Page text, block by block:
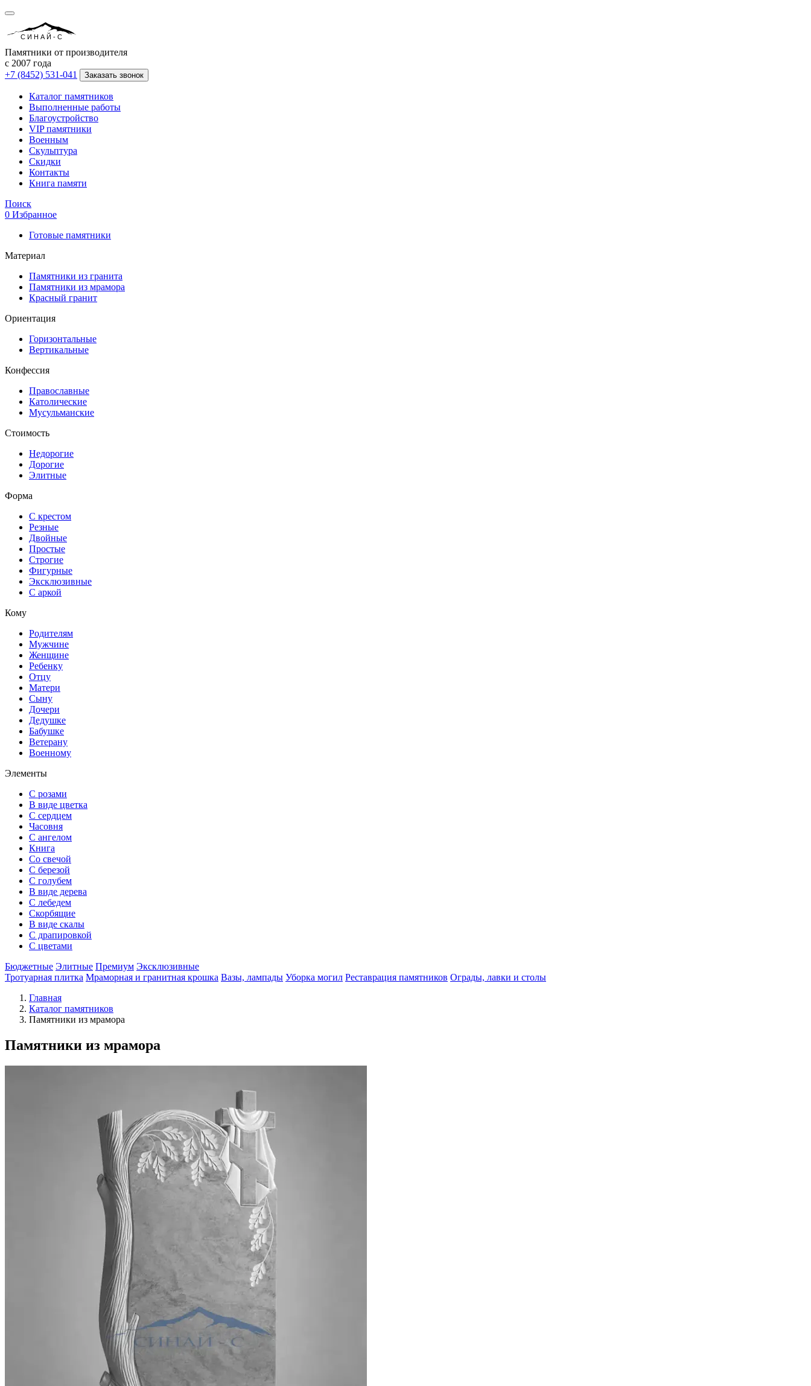
СИНАЙ-С
Памятники от производителя
с 2007 года
+7 (8452) 531-041
Заказать звонок
Каталог памятников
Выполненные работы
Благоустройство
VIP памятники
Военным
Скульптура
Скидки
Контакты
Книга памяти
Поиск
0 Избранное
Готовые памятники
Материал
Памятники из гранита
Памятники из мрамора
Красный гранит
Ориентация
Горизонтальные
Вертикальные
Конфессия
Православные
Католические
Мусульманские
Стоимость
Недорогие
Дорогие
Элитные
Форма
С крестом
Резные
Двойные
Простые
Строгие
Фигурные
Эксклюзивные
С аркой
Кому
Родителям
Мужчине
Женщине
Ребенку
Отцу
Матери
Сыну
Дочери
Дедушке
Бабушке
Ветерану
Военному
Элементы
С розами
В виде цветка
С сердцем
Часовня
С ангелом
Книга
Со свечой
С березой
С голубем
В виде дерева
С лебедем
Скорбящие
В виде скалы
С драпировкой
С цветами
Бюджетные Элитные Премиум Эксклюзивные
Тротуарная плитка Мраморная и гранитная крошка Вазы, лампады Уборка могил Реставрация памятников Ограды, лавки и столы
Главная
Каталог памятников
Памятники из мрамора
Памятники из мрамора